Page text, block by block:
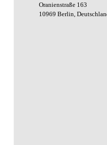
Oranienstraße 163
10969 Berlin